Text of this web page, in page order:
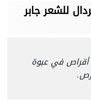
للشعر جابر
أقراص في عبوة